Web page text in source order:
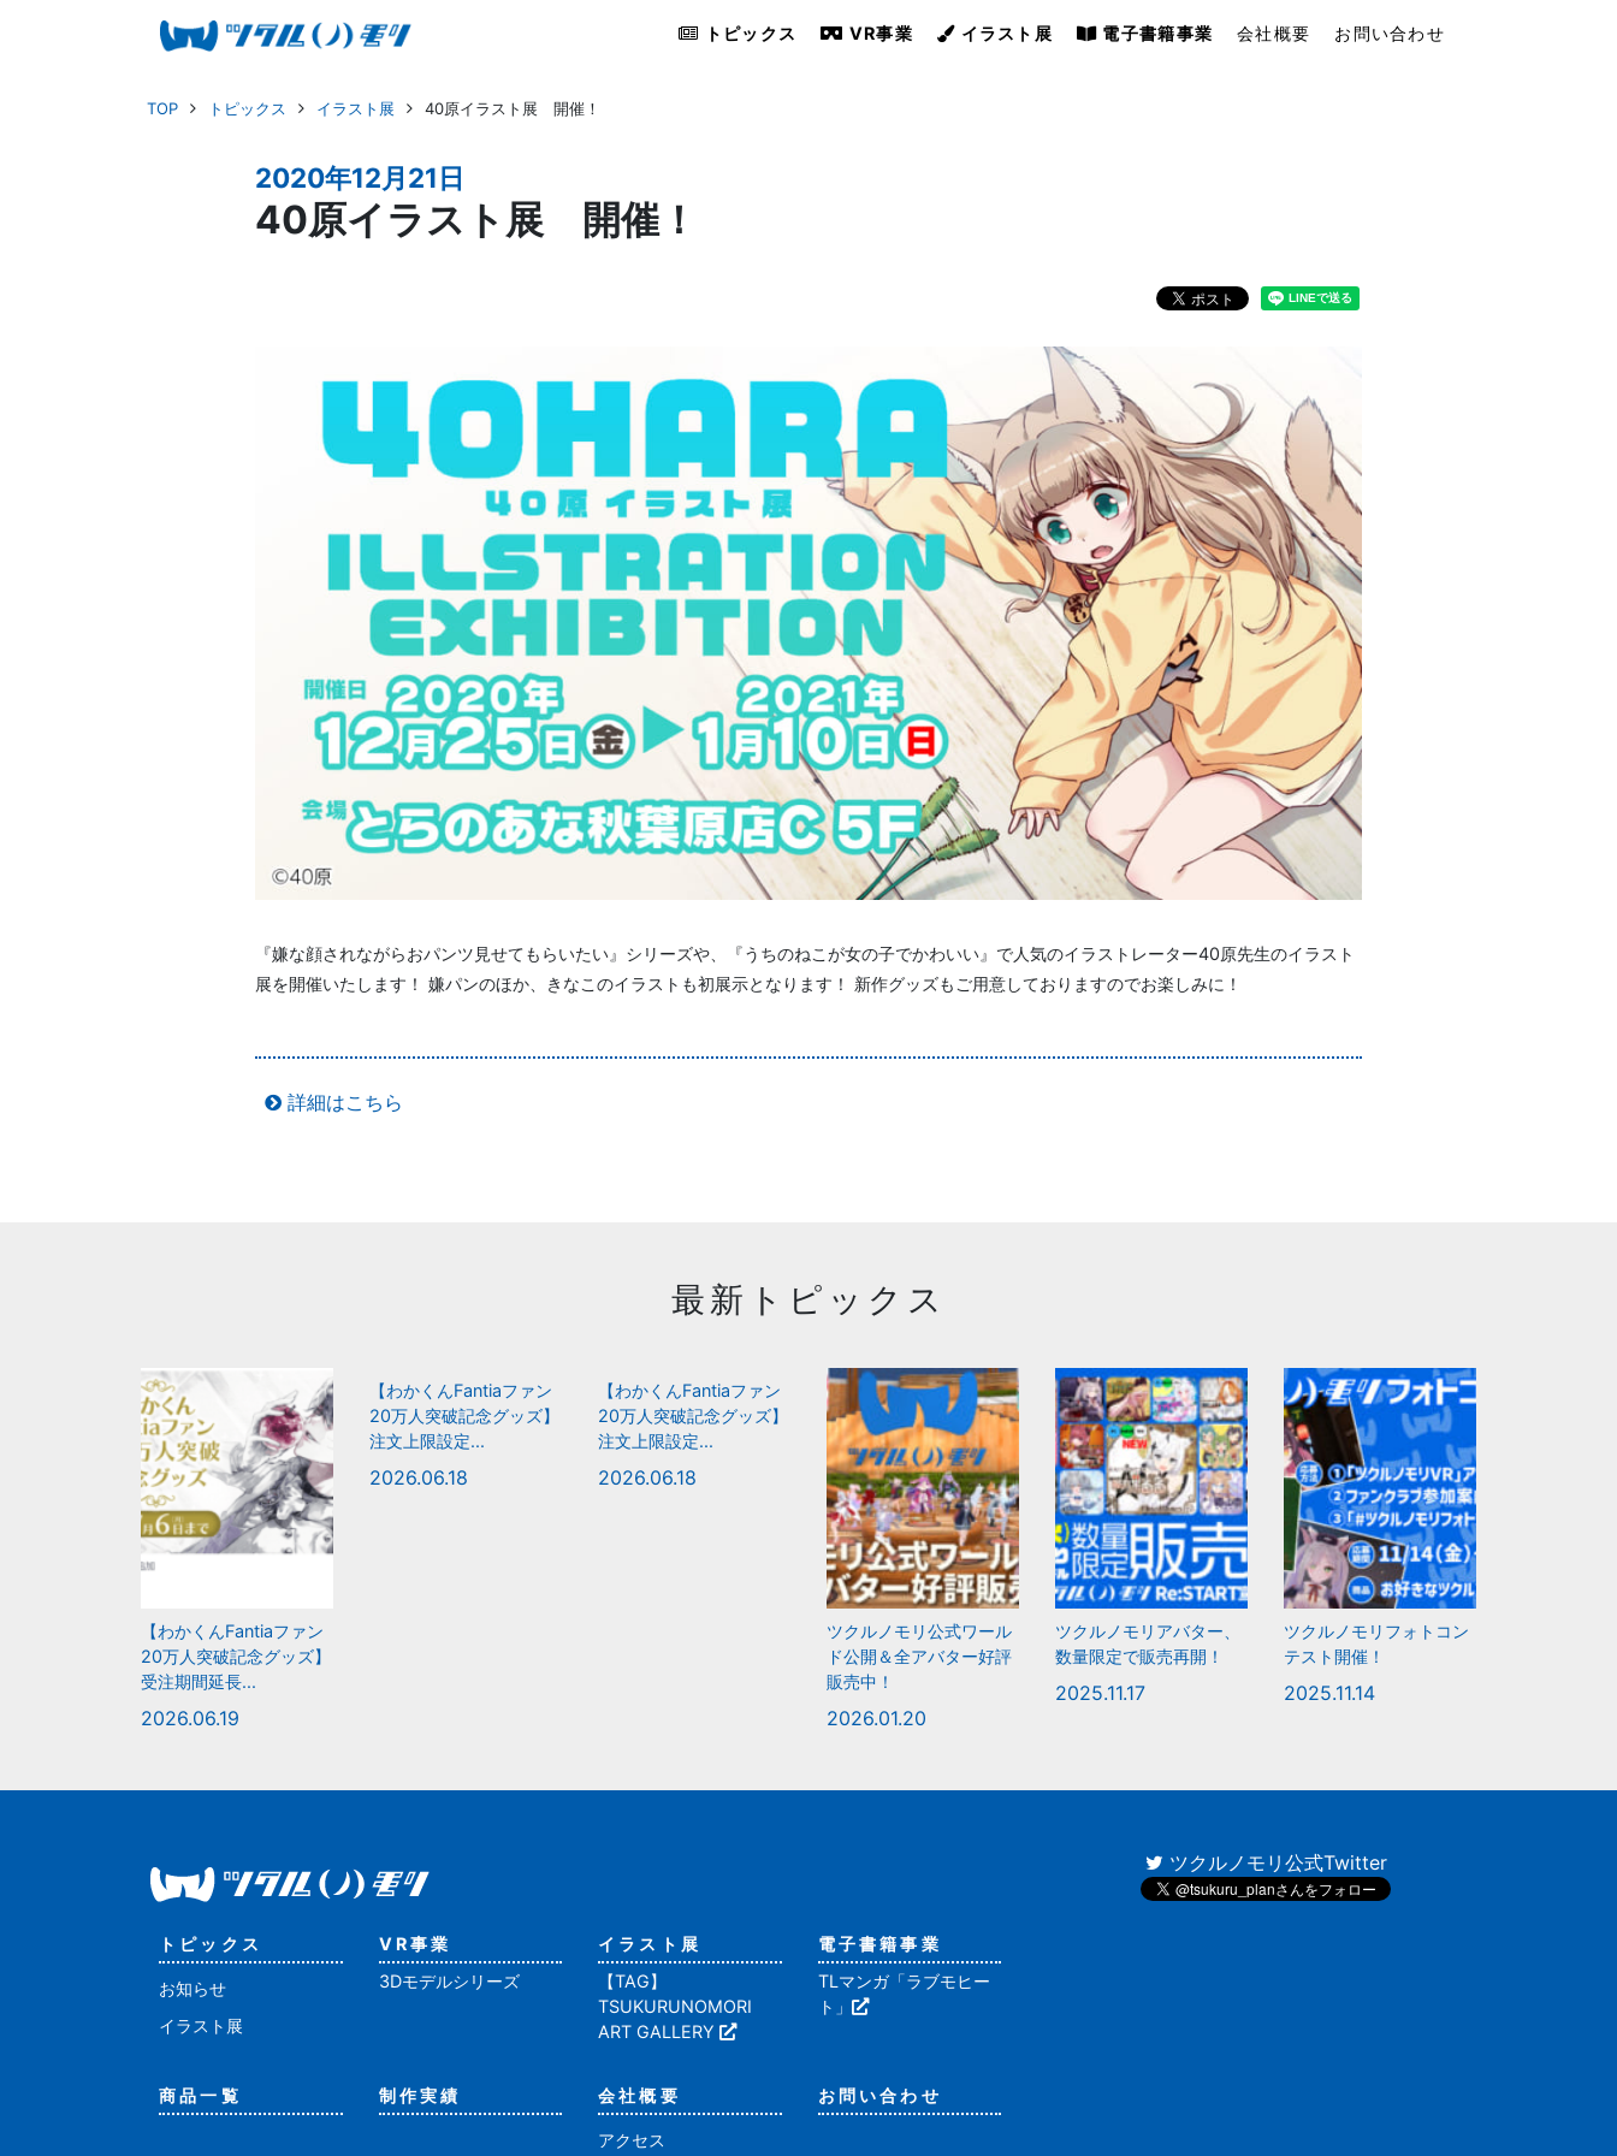
トピックス VR事業 イラスト展 電子書籍事業 会社概要 お問い合わせ
TOP トピックス イラスト展 40原イラスト展 開催！
2020年12月21日
40原イラスト展 開催！
『嫌な顔されながらおパンツ見せてもらいたい』シリーズや、『うちのねこが女の子でかわいい』で人気のイラストレーター40原先生のイラスト
展を開催いたします！ 嫌パンのほか、きなこのイラストも初展示となります！ 新作グッズもご用意しておりますのでお楽しみに！
詳細はこちら
最新トピックス
【わかくんFantiaファン
20万人突破記念グッズ】
受注期間延長...
2026.06.19
【わかくんFantiaファン
20万人突破記念グッズ】
注文上限設定...
2026.06.18
【わかくんFantiaファン
20万人突破記念グッズ】
注文上限設定...
2026.06.18
ツクルノモリ公式ワール
ド公開＆全アバター好評
販売中！
2026.01.20
ツクルノモリアバター、
数量限定で販売再開！
2025.11.17
ツクルノモリフォトコン
テスト開催！
2025.11.14
トピックス
お知らせ
イラスト展
VR事業
3Dモデルシリーズ
イラスト展
【TAG】
TSUKURUNOMORI
ART GALLERY
電子書籍事業
TLマンガ「ラブモヒー
ト」
商品一覧 制作実績 会社概要
アクセス
お問い合わせ
ツクルノモリ公式Twitter